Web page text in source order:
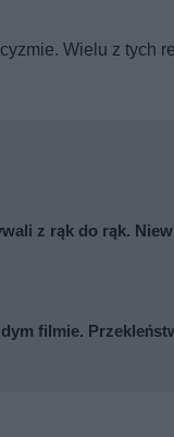
Wielu z tych
z rąk do rąk.
filmie.